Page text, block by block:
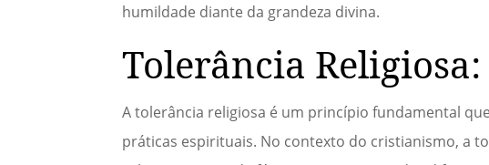
humildade diante da grandeza divina.
Tolerância
A tolerância religiosa é um princípio fundamental
práticas espirituais. No contexto do cristianismo, a